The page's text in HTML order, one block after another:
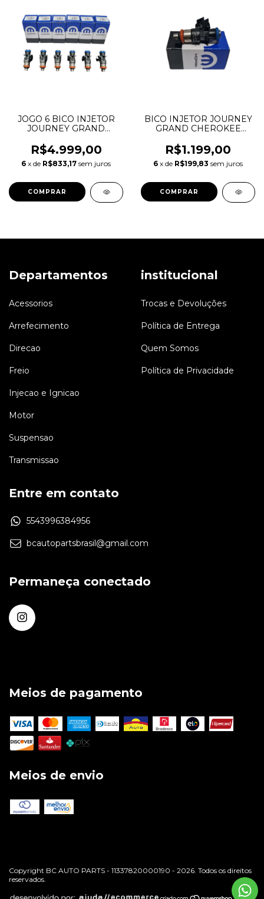
JOGO 6 BICO INJETOR
JOURNEY GRAND
WRANGLER MOPAR 3.6
V6 PENTASTAR
0280158233 05184085AC
R$4.999,00
6 x de R$833,17 sem juros
BICO INJETOR JOURNEY
GRAND CHEROKEE
MOPAR 3.6 V6
PENTASTAR 0280158233
05184085AC RL184085AC
R$1.199,00
6 x de R$199,83 sem juros
Departamentos
Acessorios
Arrefecimento
Direcao
Freio
Injecao e Ignicao
Motor
Suspensao
Transmissao
institucional
Trocas e Devoluções
Política de Entrega
Quem Somos
Política de Privacidade
Entre em contato
5543996384956
bcautopartsbrasil@gmail.com
Permaneça conectado
Meios de pagamento
Meios de envio
Copyright BC AUTO PARTS - 11337820000190 - 2026. Todos os direitos
reservados.